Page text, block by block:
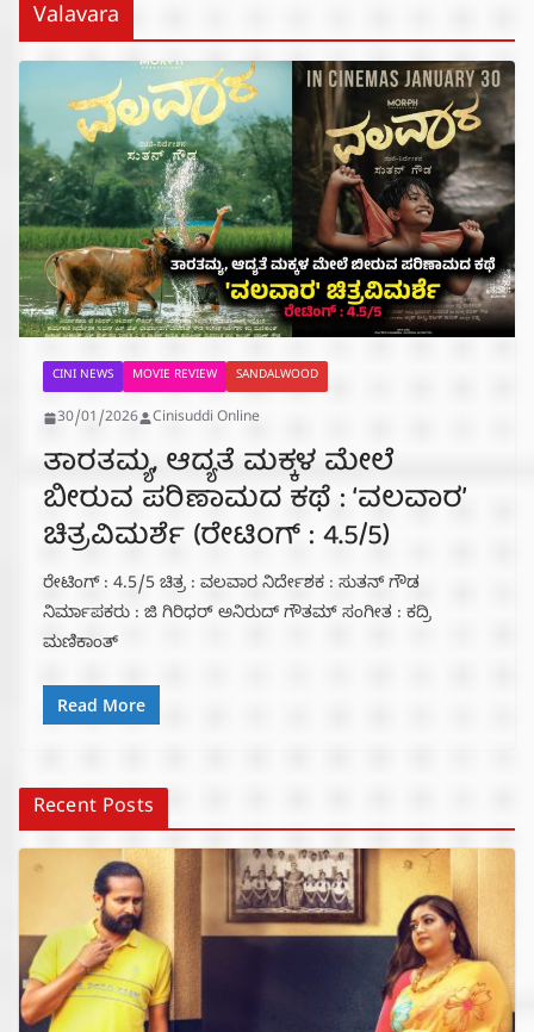
Valavara
CINI NEWS MOVIE REVIEW SANDALWOOD
30/01/2026 Cinisuddi Online
ತಾರತಮ್ಯ, ಆದ್ಯತೆ ಮಕ್ಕಳ ಮೇಲೆ
ಬೀರುವ ಪರಿಣಾಮದ ಕಥೆ : ‘ವಲವಾರ’
ಚಿತ್ರವಿಮರ್ಶೆ (ರೇಟಿಂಗ್ : 4.5/5)
ರೇಟಿಂಗ್ : 4.5/5 ಚಿತ್ರ : ವಲವಾರ ನಿರ್ದೇಶಕ : ಸುತನ್ ಗೌಡ
ನಿರ್ಮಾಪಕರು : ಜಿ ಗಿರಿಧರ್ ಅನಿರುದ್ ಗೌತಮ್ ಸಂಗೀತ : ಕದ್ರಿ
ಮಣಿಕಾಂತ್
Read More
Recent Posts